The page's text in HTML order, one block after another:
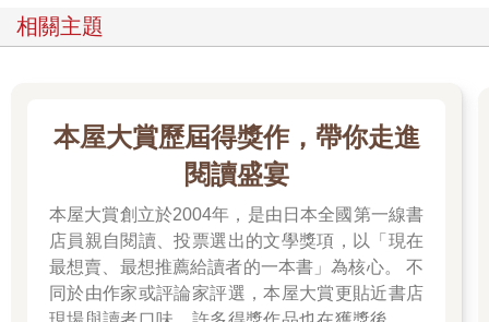
父親說什麼也不信：
「我們不會就這樣瞎了！」
在她瞳孔上的煙灰。才剛抵達西提島上鄰近聖母院的醫院門口，
她突然停止哭泣並愣住了：
「媽媽，爸爸，我又看見了！」
她站在冷風颼颼的街上，前後搖晃著脖子，想要重新感受一切。
就像被掀開的簾子，擋住她雙眼的遮蔽物也被揭起。線條重新出
現在她眼前，接著是臉部的輪廓、近物的立體細節、牆壁的紋
理，以及各種顏色從最明亮到最灰暗的所有細微差異。孩子認出
她母親纖細的身影、她那如天鵝般細長的脖子與她纖瘦的手臂，
相關主題
本屋大賞歷屆得獎作，帶你走進
閱讀盛宴
本屋大賞創立於2004年，是由日本全國第一線書
店員親自閱讀、投票選出的文學獎項，以「現在
最想賣、最想推薦給讀者的一本書」為核心。 不
同於由作家或評論家評選，本屋大賞更貼近書店